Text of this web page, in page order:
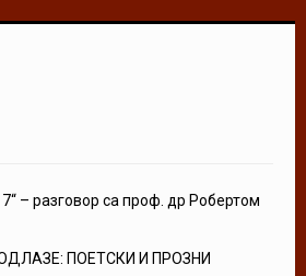
– разговор са проф. др Робертом
ПОЕТСКИ И ПРОЗНИ